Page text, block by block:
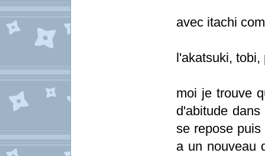
avec itachi
l'akatsuki, tobi,
moi je trouve
d'abitude
se repose
a un nouveau